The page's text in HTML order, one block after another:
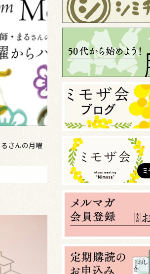
さんの月曜